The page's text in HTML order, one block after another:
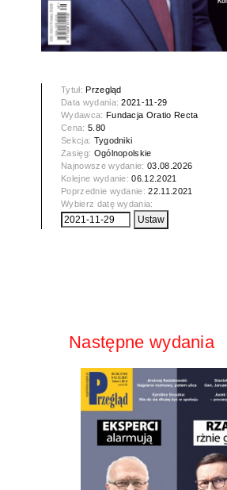
Tytuł:Przegląd
Data wydania:2021-11-29
Wydawca: Fundacja Oratio Recta
Cena: 5.80
Sekcja: Tygodniki
Zasięg: Ogólnopolskie
Najnowsze wydanie:03.08.2026
Kolejne wydanie:06.12.2021
Poprzednie wydanie:22.11.2021
Wybierz datę wydania:
Następne wydania